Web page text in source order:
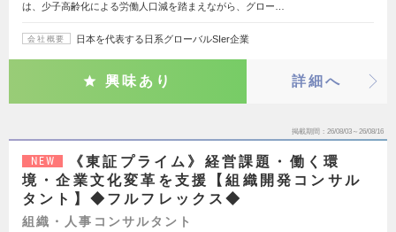
は、少子高齢化による労働人口減を踏まえながら、グロー…
会社概要 日本を代表する日系グローバルSIer企業
興味あり 詳細へ
掲載期間 26/08/03～26/08/16
NEW
《東証プライム》経営課題・働く環
境・企業文化変革を支援【組織開発コンサル
タント】◆フルフレックス◆
組織・人事コンサルタント